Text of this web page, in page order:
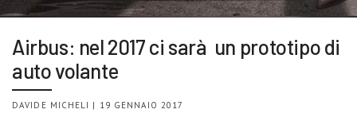
Airbus: nel 2017 ci sarà un prototipo di
auto volante
DAVIDE MICHELI | 19 GENNAIO 2017